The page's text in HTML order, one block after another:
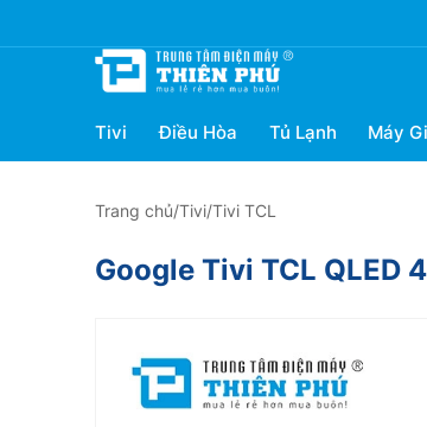
Tivi Điều Hòa Tủ Lạnh Máy
Trang chủ/Tivi/Tivi TCL
Google Tivi TCL QLED